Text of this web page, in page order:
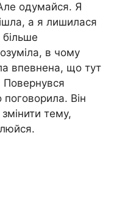
одумайся. Я
а я лишилася
більше
в чому
впевнена, що тут
Повернувся
поговорила. Він
тему,